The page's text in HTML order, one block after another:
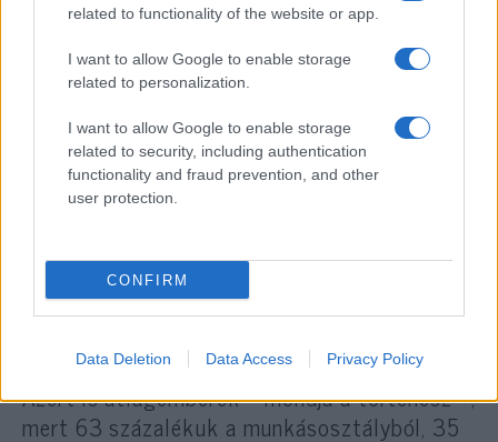
related to functionality of the website or app.
I want to allow Google to enable storage
related to personalization.
I want to allow Google to enable storage
related to security, including authentication
functionality and fraud prevention, and other
user protection.
CONFIRM
Data Deletion Data Access Privacy Policy
Azért is átlagemberek – mondja a történész –,
mert 63 százalékuk a munkásosztályból, 35